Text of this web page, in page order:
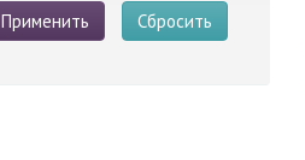
Применить Сбросить